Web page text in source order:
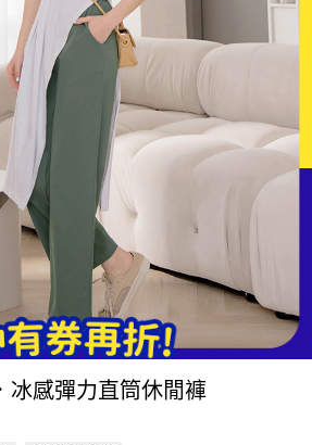
冰感彈力直筒休閒褲